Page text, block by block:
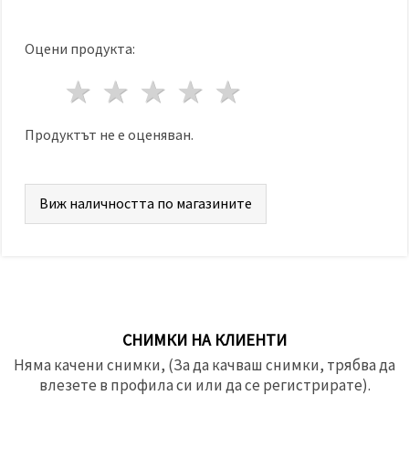
Оцени продукта:
4 звезди
3 звезди
2 звезди
1 звезда
Продуктът не е оценяван.
Виж наличността по магазините
СНИМКИ НА КЛИЕНТИ
Няма качени снимки, (За да качваш снимки, трябва да
влезете в профила си или да се регистрирате).